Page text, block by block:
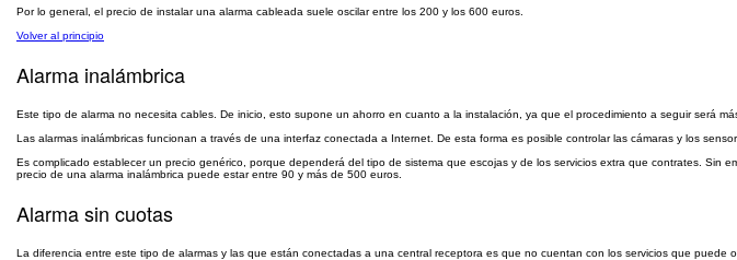
Por lo general, el precio de instalar una alarma cableada suele oscilar entre los 200 y los 600 euros.
Volver al principio
Alarma inalámbrica
Este tipo de alarma no necesita cables. De inicio, esto supone un ahorro en cuanto a la instalación, ya que el procedimiento a seguir será
Las alarmas inalámbricas funcionan a través de una interfaz conectada a Internet. De esta forma es posible controlar las cámaras y los
Es complicado establecer un precio genérico, porque dependerá del tipo de sistema que escojas y de los servicios extra que contrates. Sin
precio de una alarma inalámbrica puede estar entre 90 y más de 500 euros.
Alarma sin cuotas
La diferencia entre este tipo de alarmas y las que están conectadas a una central receptora es que no cuentan con los servicios que puede